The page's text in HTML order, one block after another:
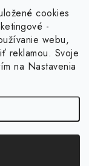
cookies
-
webu,
reklamou. Svoje
na Nastavenia